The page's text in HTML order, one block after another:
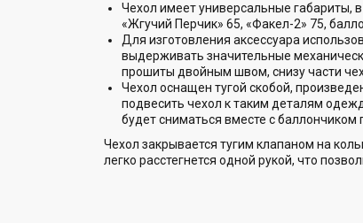
Чехол имеет универсальные габариты,
«Жгучий Перчик» 65, «Факел-2» 75,
Для изготовления аксессуара
выдерживать значительные
прошиты двойным швом, снизу части
Чехол оснащен тугой скобой,
подвесить чехол к таким деталям
будет сниматься вместе с баллончиком
Чехол закрывается тугим клапаном на
легко расстегнется одной рукой, что